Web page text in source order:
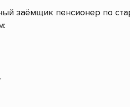
заёмщик пенсионер по